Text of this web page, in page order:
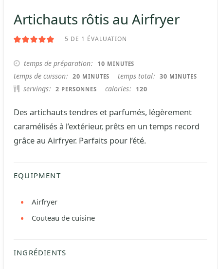
Artichauts rôtis au Airfryer
5 DE 1 ÉVALUATION
temps de préparation 10 MINUTES
MINUTES
temps de cuisson 20 MINUTES
MINUTES temps total 30 MINUTES
MINUTES
servings 2 PERSONNES calories 120
Des artichauts tendres et parfumés, légèrement
caramélisés à l’extérieur, prêts en un temps record
grâce au Airfryer. Parfaits pour l’été.
EQUIPMENT
Airfryer
Couteau de cuisine
INGRÉDIENTS